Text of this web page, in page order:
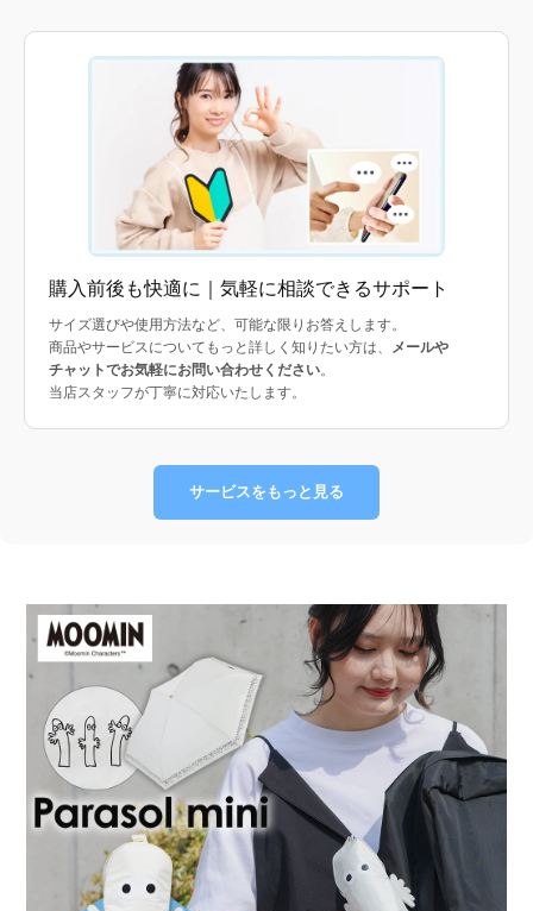
購入前後も快適に｜気軽に相談できるサポート
サイズ選びや使用方法など、可能な限りお答えします。
商品やサービスについてもっと詳しく知りたい方は、 メールや
チャットでお気軽にお問い合わせください。
当店スタッフが丁寧に対応いたします。
サービスをもっと見る